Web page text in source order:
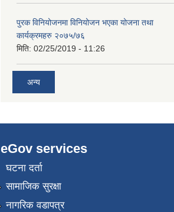
पुरक विनियोजनमा विनियोजन भएका योजना तथा
कार्यक्रमहरु २०७५/७६
मिति: 02/25/2019 - 11:26
अन्य
eGov services
घटना दर्ता
सामाजिक सुरक्षा
नागरिक वडापत्र